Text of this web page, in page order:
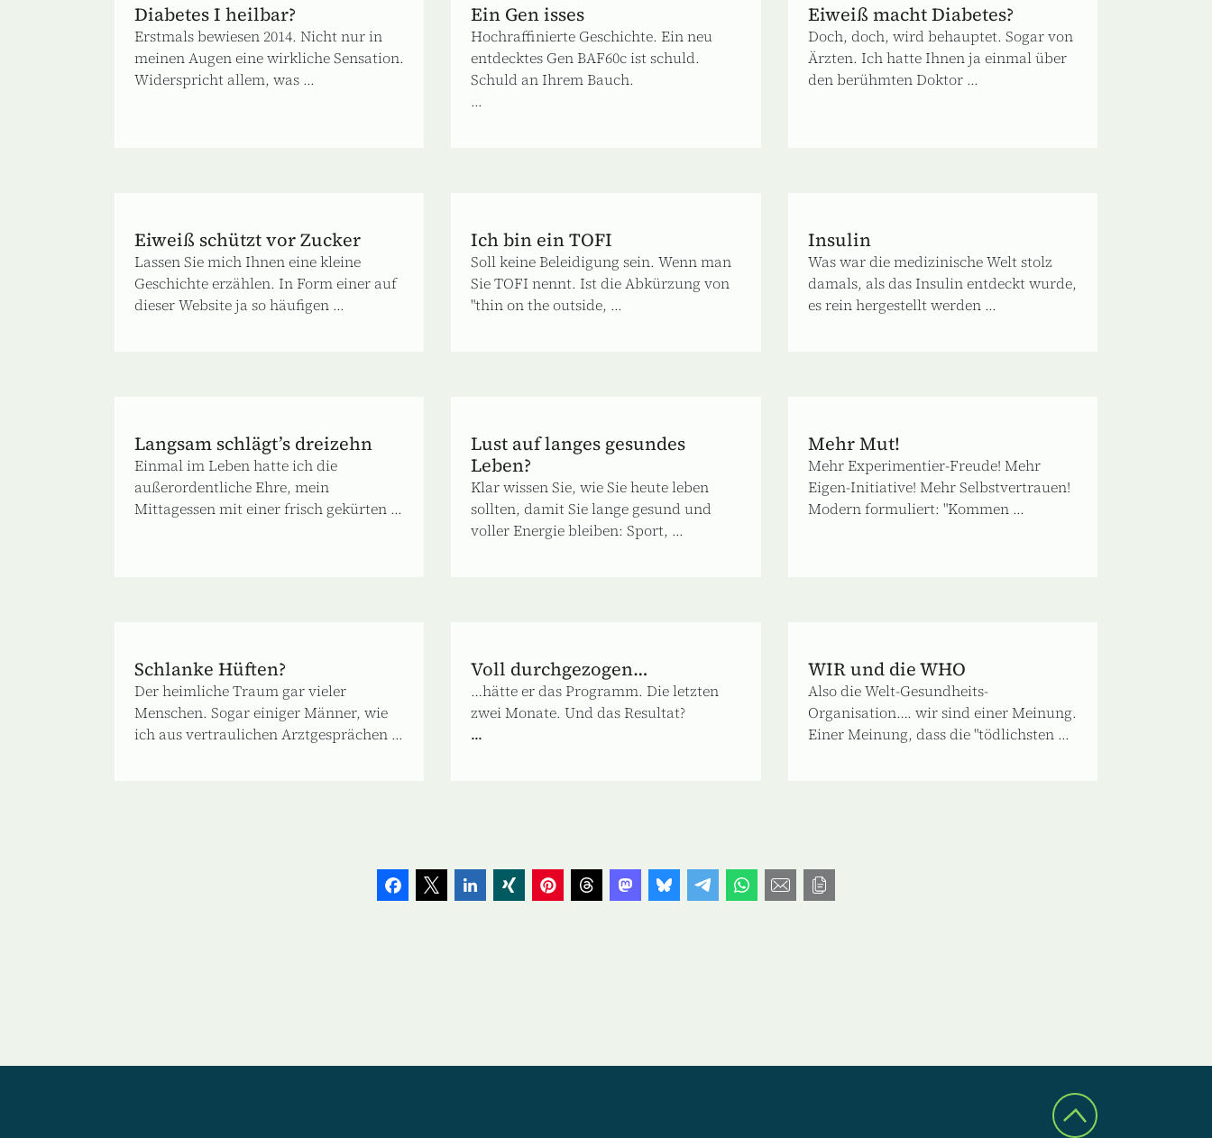
Diabetes I heilbar?
Erstmals bewiesen 2014. Nicht nur in
meinen Augen eine wirkliche Sensation.
Widerspricht allem, was ...
Ein Gen isses
Hochraffinierte Geschichte. Ein neu
entdecktes Gen BAF60c ist schuld.
Schuld an Ihrem Bauch.
...
Eiweiß macht Diabetes?
Doch, doch, wird behauptet. Sogar von
Ärzten. Ich hatte Ihnen ja einmal über
den berühmten Doktor ...
Eiweiß schützt vor Zucker
Lassen Sie mich Ihnen eine kleine
Geschichte erzählen. In Form einer auf
dieser Website ja so häufigen ...
Ich bin ein TOFI
Soll keine Beleidigung sein. Wenn man
Sie TOFI nennt. Ist die Abkürzung von
"thin on the outside, ...
Insulin
Was war die medizinische Welt stolz
damals, als das Insulin entdeckt wurde,
es rein hergestellt werden ...
Langsam schlägt’s dreizehn
Einmal im Leben hatte ich die
außerordentliche Ehre, mein
Mittagessen mit einer frisch gekürten ...
Lust auf langes gesundes
Leben?
Klar wissen Sie, wie Sie heute leben
sollten, damit Sie lange gesund und
voller Energie bleiben: Sport, ...
Mehr Mut!
Mehr Experimentier-Freude! Mehr
Eigen-Initiative! Mehr Selbstvertrauen!
Modern formuliert: "Kommen ...
Schlanke Hüften?
Der heimliche Traum gar vieler
Menschen. Sogar einiger Männer, wie
ich aus vertraulichen Arztgesprächen ...
Voll durchgezogen…
…hätte er das Programm. Die letzten
zwei Monate. Und das Resultat?
...
WIR und die WHO
Also die Welt-Gesundheits-
Organisation…. wir sind einer Meinung.
Einer Meinung, dass die "tödlichsten ...